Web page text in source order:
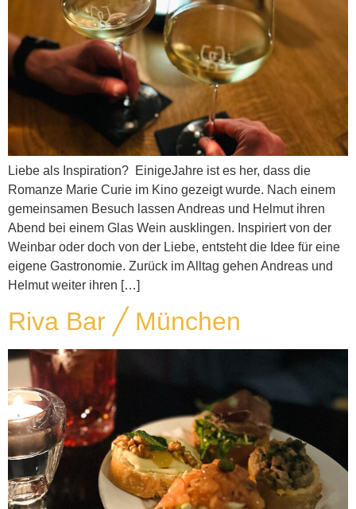
Liebe als Inspiration? EinigeJahre ist es her, dass die
Romanze Marie Curie im Kino gezeigt wurde. Nach einem
gemeinsamen Besuch lassen Andreas und Helmut ihren
Abend bei einem Glas Wein ausklingen. Inspiriert von der
Weinbar oder doch von der Liebe, entsteht die Idee für eine
eigene Gastronomie. Zurück im Alltag gehen Andreas und
Helmut weiter ihren […]
Riva Bar ╱ München